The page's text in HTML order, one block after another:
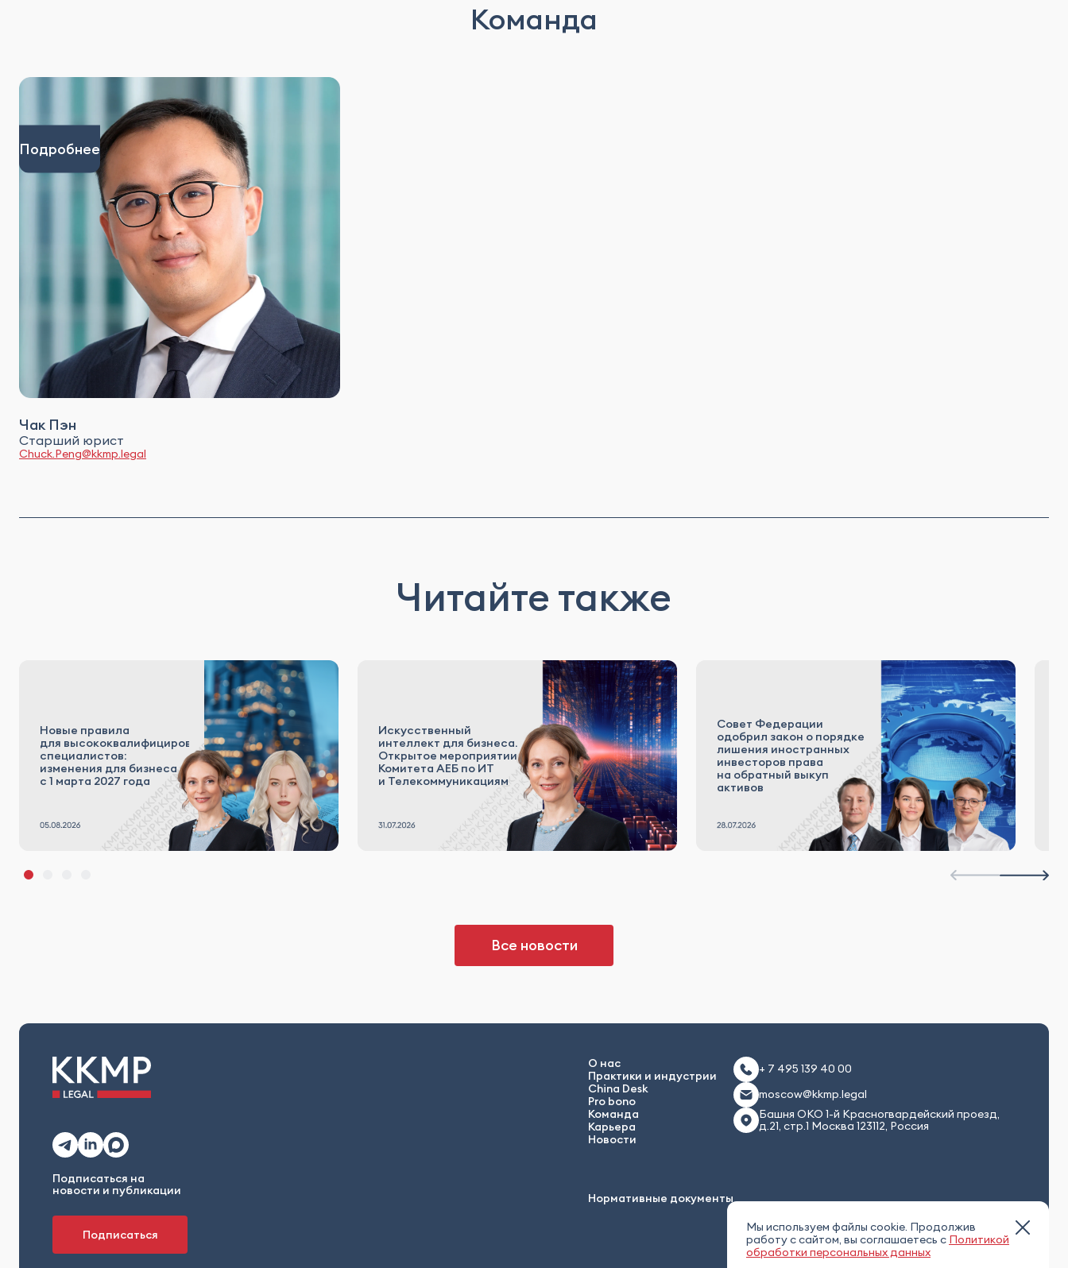
Команда
Подробнее
Чак Пэн
Старший юрист
Chuck.Peng@kkmp.legal
Читайте также
Новые правила
для высококвалифицированных
специалистов:
изменения для бизнеса
с 1 марта 2027 года
Искусственный
интеллект для бизнеса.
Открытое мероприятии
Комитета АЕБ по ИТ
и Телекоммуникациям
Совет Федерации
одобрил закон о порядке
лишения иностранных
инвесторов права
на обратный выкуп
активов
Все новости
Мы используем файлы cookie. Продолжив
работу с сайтом, вы соглашаетесь с Политикой
обработки персональных данных
Подписаться на
новости и публикации
Подписаться
О нас
Практики и индустрии
China Desk
Pro bono
Команда
Карьера
Новости
Нормативные документы
+ 7 495 139 40 00
moscow@kkmp.legal
Башня ОКО 1-й Красногвардейский проезд,
д.21, стр.1 Москва 123112, Россия